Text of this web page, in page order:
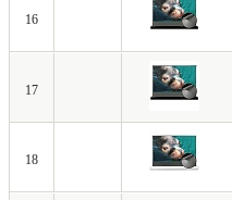
16
17
18